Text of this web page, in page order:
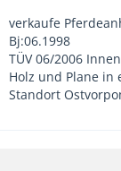
verkaufe
Bj:06.1998
TÜV 06/2006
Holz und Plane in
Standort